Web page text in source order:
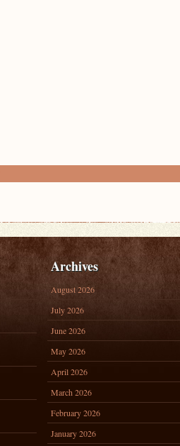
Archives
August 2026
July 2026
June 2026
May 2026
April 2026
March 2026
February 2026
January 2026